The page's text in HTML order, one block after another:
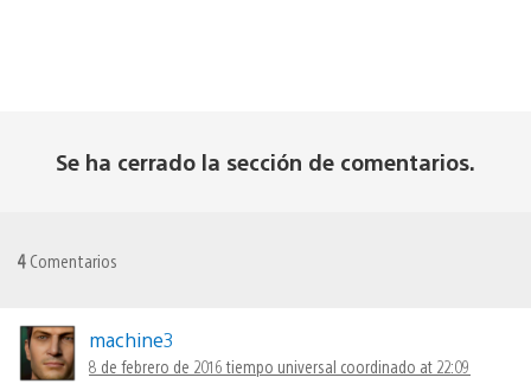
Se ha cerrado la sección de comentarios.
4 Comentarios
machine3
8 de febrero de 2016 tiempo universal coordinado at 22:09